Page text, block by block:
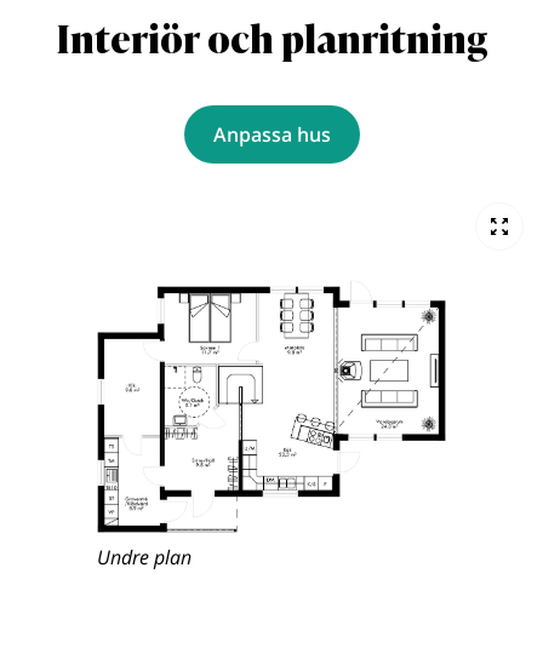
Interiör och planritning
Anpassa hus
Undre plan